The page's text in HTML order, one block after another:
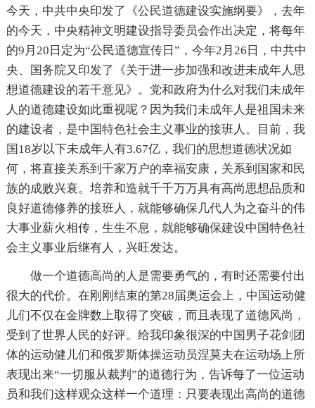
今天，中共中央印发了《公民道德建设实施纲要》，去年
的今天，中央精神文明建设指导委员会作出决定，将每年
的9月20日定为“公民道德宣传日”，今年2月26日，中共中
央、国务院又印发了《关于进一步加强和改进未成年人思
想道德建设的若干意见》。党和政府为什么对我们未成年
人的道德建设如此重视呢？因为我们未成年人是祖国未来
的建设者，是中国特色社会主义事业的接班人。目前，我
国18岁以下未成年人有3.67亿，我们的思想道德状况如
何，将直接关系到千家万户的幸福安康，关系到国家和民
族的成败兴衰。培养和造就千千万万具有高尚思想品质和
良好道德修养的接班人，就能够确保几代人为之奋斗的伟
大事业薪火相传，生生不息，就能够确保建设中国特色社
会主义事业后继有人，兴旺发达。
做一个道德高尚的人是需要勇气的，有时还需要付出
很大的代价。在刚刚结束的第28届奥运会上，中国运动健
儿们不仅在金牌数上取得了突破，而且表现了道德风尚，
受到了世界人民的好评。给我印象很深的中国男子花剑团
体的运动健儿们和俄罗斯体操运动员涅莫夫在运动场上所
表现出来“一切服从裁判”的道德行为，告诉每了一位运动
员和我们这样观众这样一个道理：只要表现出高尚的道德